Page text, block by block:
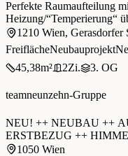
Perfekte Raumaufteilung
Heizung/“Temperierung“
Grünflächen
1210 Wien, Gerasdorfer
FreiflächeNeubauprojekt
45,38m² 2Zi. 3. OG
teamneunzehn-Gruppe
NEU! ++ NEUBAU ++
ERSTBEZUG ++
BARRIEREFREI ++ 8-
1050 Wien